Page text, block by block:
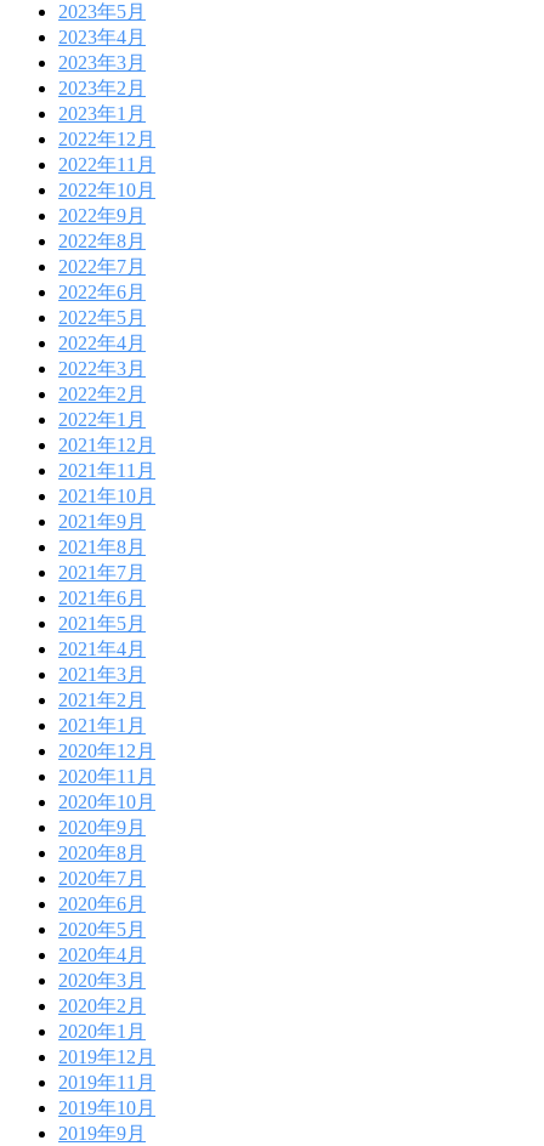
2023年5月
2023年4月
2023年3月
2023年2月
2023年1月
2022年12月
2022年11月
2022年10月
2022年9月
2022年8月
2022年7月
2022年6月
2022年5月
2022年4月
2022年3月
2022年2月
2022年1月
2021年12月
2021年11月
2021年10月
2021年9月
2021年8月
2021年7月
2021年6月
2021年5月
2021年4月
2021年3月
2021年2月
2021年1月
2020年12月
2020年11月
2020年10月
2020年9月
2020年8月
2020年7月
2020年6月
2020年5月
2020年4月
2020年3月
2020年2月
2020年1月
2019年12月
2019年11月
2019年10月
2019年9月